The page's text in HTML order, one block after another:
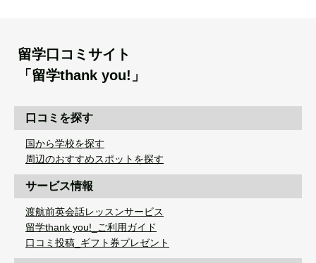
留学口コミサイト
「留学thank you!」
口コミを探す
国から学校を探す
周辺のおすすめスポットを探す
サービス情報
渡航前英会話レッスンサービス
留学thank you!_ご利用ガイド
口コミ投稿_ギフト券プレゼント